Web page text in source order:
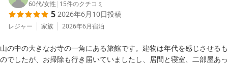
60代/女性 | 15件のクチコミ
5 2026年6月10日投稿
レジャー 家族 2026年6月宿泊
山の中の大きなお寺の一角にある旅館です。建物は年代を感じさせるも
のでしたが、お掃除も行き届いていましたし、居間と寝室、二部屋あっ